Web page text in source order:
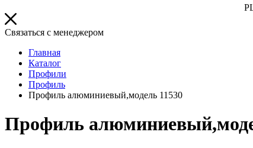
Связаться с менеджером
Главная
Каталог
Профили
Профиль
Профиль алюминиевый,модель 11530
Профиль